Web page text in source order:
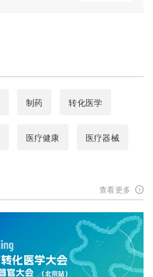
制药 转化医学
医疗健康 医疗器械
查看更多